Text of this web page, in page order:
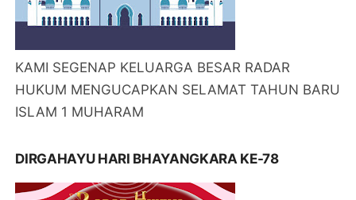
KAMI SEGENAP KELUARGA BESAR RADAR
HUKUM MENGUCAPKAN SELAMAT TAHUN BARU
ISLAM 1 MUHARAM
DIRGAHAYU HARI BHAYANGKARA KE-78